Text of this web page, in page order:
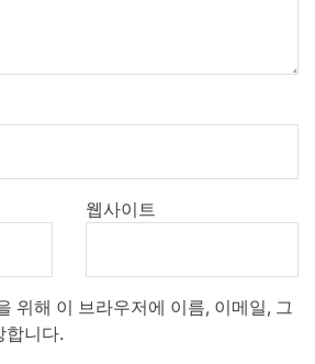
웹사이트
위해 이 브라우저에 이름, 이메일, 그
합니다.